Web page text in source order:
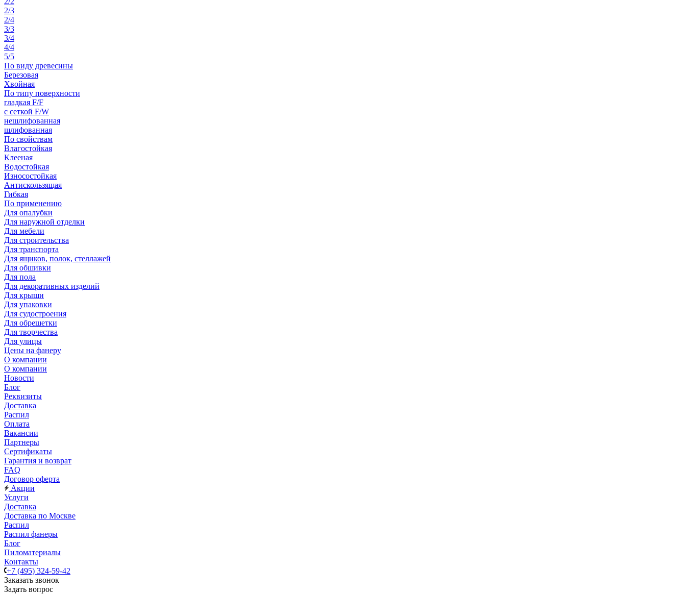
2/3
2/4
3/3
3/4
4/4
5/5
По виду древесины
Березовая
Хвойная
По типу поверхности
гладкая F/F
с сеткой F/W
нешлифованная
шлифованная
По свойствам
Влагостойкая
Клееная
Водостойкая
Износостойкая
Антискользящая
Гибкая
По применению
Для опалубки
Для наружной отделки
Для мебели
Для строительства
Для транспорта
Для ящиков, полок, стеллажей
Для обшивки
Для пола
Для декоративных изделий
Для крыши
Для упаковки
Для судостроения
Для обрешетки
Для творчества
Для улицы
Цены на фанеру
О компании
О компании
Новости
Блог
Реквизиты
Доставка
Распил
Оплата
Вакансии
Партнеры
Сертификаты
Гарантия и возврат
FAQ
Договор оферта
Акции
Услуги
Доставка
Доставка по Москве
Распил
Распил фанеры
Блог
Пиломатериалы
Контакты
+7 (495) 324-59-42
Заказать звонок
Задать вопрос